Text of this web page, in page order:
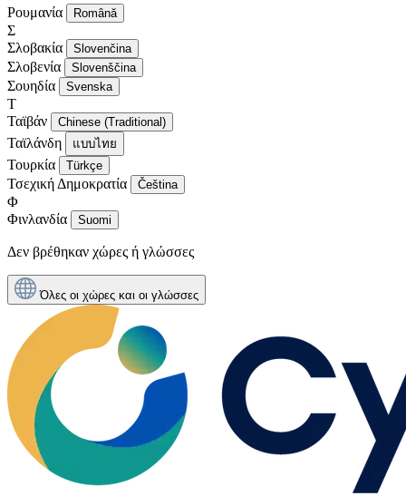
Ρουμανία
Română
Σ
Σλοβακία
Slovenčina
Σλοβενία Slovenščina
Σουηδία Svenska
Τ
Ταϊβάν
Chinese (Traditional)
Ταϊλάνδη แบบไทย
Τουρκία Türkçe
Τσεχική Δημοκρατία Čeština
Φ
Φινλανδία
Suomi
Δεν βρέθηκαν χώρες ή γλώσσες
Όλες οι χώρες και οι γλώσσες